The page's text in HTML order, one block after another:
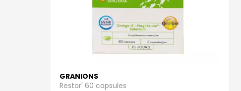
GRANIONS
Restor' 60 capsules